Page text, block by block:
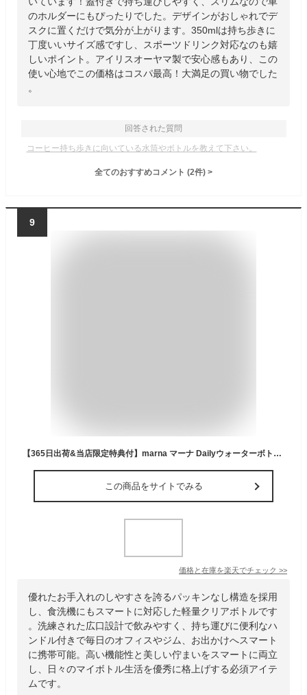
のホルダーにもぴったりでした。デザインがおしゃれでデ
スクに置くだけで気分が上がります。350mlは持ち歩きに
丁度いいサイズ感ですし、スポーツドリンク対応なのも嬉
しいポイント。アイリスオーヤマ製で安心感もあり、この
使い心地でこの価格はコスパ最高！大満足の買い物でした
。
回答された質問
コーヒー持ち歩きに向いている水筒やボトルを教えて下さい。
全てのおすすめコメント (2件) >
9
【365日出荷&当店限定特典付】marna マーナ Dailyウォーターボトル 500ml K795 1L K819 cocuri 水筒 洗いやすい 広口 軽い パッキンなし 食洗機対応 クリアボトル 持ち歩き 持ち手付き ハンドル 取っ手 おしゃれ マイボトル
この商品をサイトでみる
価格と在庫を楽天でチェック >>
優れたお手入れのしやすさを誇るパッキンなし構造を採用
し、食洗機にもスマートに対応した軽量クリアボトルです
。洗練された広口設計で飲みやすく、持ち運びに便利なハ
ンドル付きで毎日のオフィスやジム、お出かけへスマート
に携帯可能。高い機能性と美しい佇まいをスマートに両立
し、日々のマイボトル生活を優秀に格上げする必須アイテ
ムです。